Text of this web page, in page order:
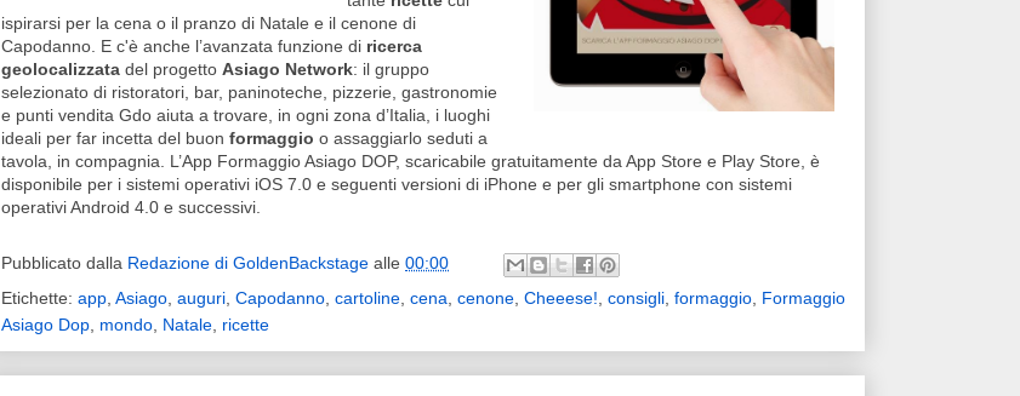
ispirarsi per la cena o il pranzo di Natale e il cenone di
Capodanno. E c'è anche l’avanzata funzione di ricerca
geolocalizzata del progetto Asiago Network: il gruppo
selezionato di ristoratori, bar, paninoteche, pizzerie, gastronomie
e punti vendita Gdo aiuta a trovare, in ogni zona d’Italia, i luoghi
ideali per far incetta del buon formaggio o assaggiarlo seduti a
tavola, in compagnia. L’App Formaggio Asiago DOP, scaricabile gratuitamente da App Store e Play Store, è
disponibile per i sistemi operativi iOS 7.0 e seguenti versioni di iPhone e per gli smartphone con sistemi
operativi Android 4.0 e successivi.
Pubblicato dalla Redazione di GoldenBackstage alle 00:00
Etichette: app, Asiago, auguri, Capodanno, cartoline, cena, cenone, Cheeese!, consigli, formaggio, Formaggio
Asiago Dop, mondo, Natale, ricette